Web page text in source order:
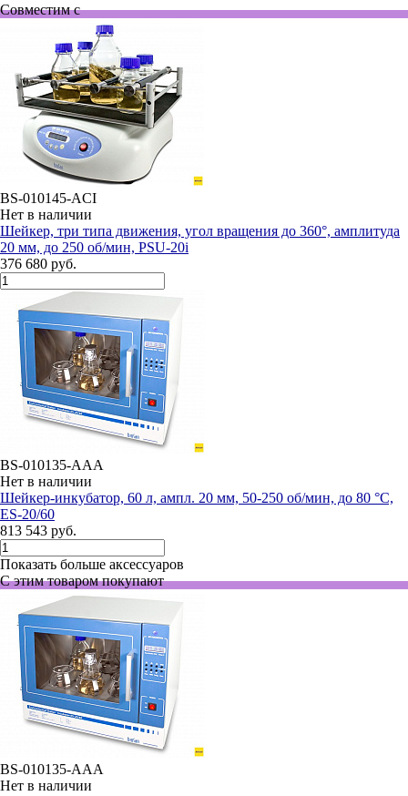
Совместим с
BS-010145-ACI
Нет в наличии
Шейкер, три типа движения, угол вращения до 360°, амплитуда
20 мм, до 250 об/мин, PSU-20i
376 680 руб.
BS-010135-AAA
Нет в наличии
Шейкер-инкубатор, 60 л, ампл. 20 мм, 50-250 об/мин, до 80 °C,
ES-20/60
813 543 руб.
Показать больше аксессуаров
С этим товаром покупают
BS-010135-AAA
Нет в наличии